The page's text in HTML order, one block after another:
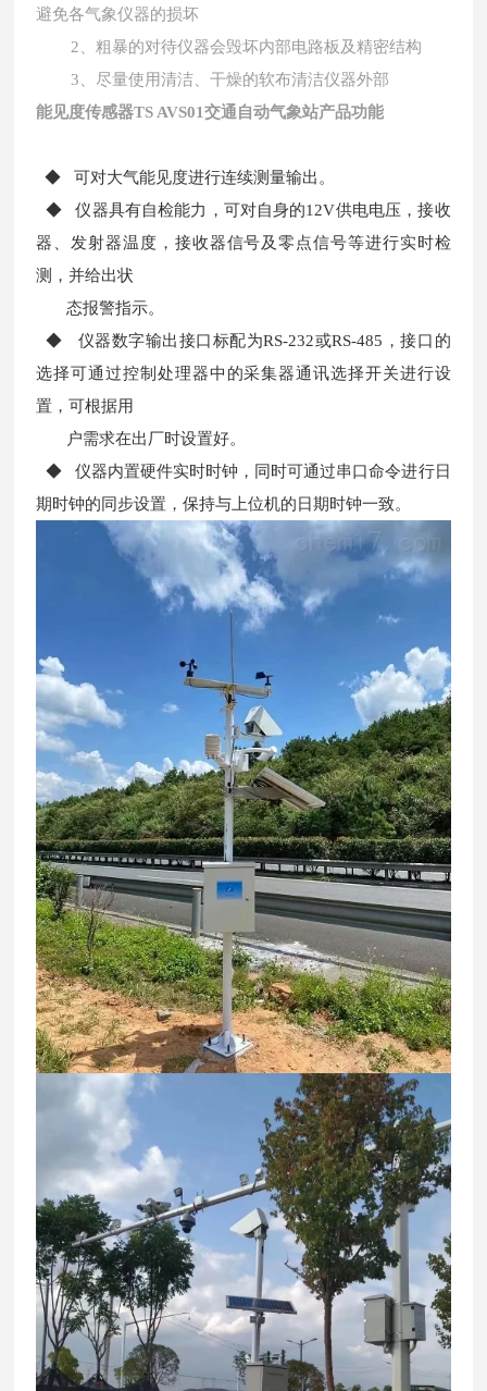
避免各气象仪器的损坏
2、粗暴的对待仪器会毁坏内部电路板及精密结构
3、尽量使用清洁、干燥的软布清洁仪器外部
能见度传感器TS AVS01交通自动气象站产品功能
◆ 可对大气能见度进行连续测量输出。
◆ 仪器具有自检能力，可对自身的12V供电电压，接收
器、发射器温度，接收器信号及零点信号等进行实时检
测，并给出状
态报警指示。
◆ 仪器数字输出接口标配为RS-232或RS-485，接口的
选择可通过控制处理器中的采集器通讯选择开关进行设
置，可根据用
户需求在出厂时设置好。
◆ 仪器内置硬件实时时钟，同时可通过串口命令进行日
期时钟的同步设置，保持与上位机的日期时钟一致。